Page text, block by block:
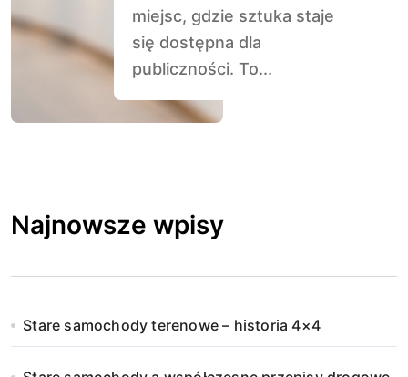
miejsc, gdzie sztuka staje
się dostępna dla
publiczności. To...
Najnowsze wpisy
Stare samochody terenowe – historia 4×4